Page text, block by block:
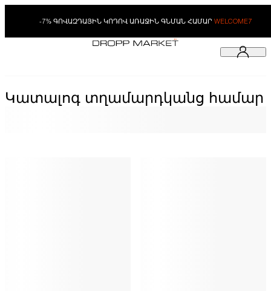
-7% ԳՈՎԱԶԴԱՅԻՆ ԿՈԴՈՎ ԱՌԱՋԻՆ ԳՆՄԱՆ ՀԱՄԱՐ WELCOME7
Կատալոգ տղամարդկանց համար